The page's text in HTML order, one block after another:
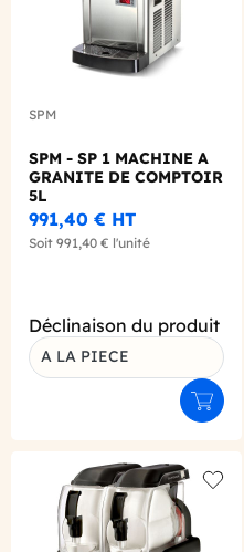
SPM
SPM - SP 1 MACHINE A
GRANITE DE COMPTOIR
5L
991,40 € HT
Soit 991,40 € l'unité
Déclinaison du produit
A LA PIECE